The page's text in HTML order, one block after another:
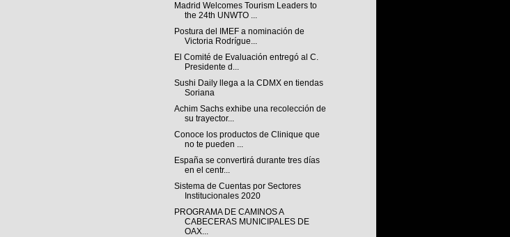
Madrid Welcomes Tourism Leaders to
the 24th UNWTO ...
Postura del IMEF a nominación de
Victoria Rodrígue...
El Comité de Evaluación entregó al C.
Presidente d...
Sushi Daily llega a la CDMX en tiendas
Soriana
Achim Sachs exhibe una recolección de
su trayector...
Conoce los productos de Clinique que
no te pueden ...
España se convertirá durante tres días
en el centr...
Sistema de Cuentas por Sectores
Institucionales 2020
PROGRAMA DE CAMINOS A
CABECERAS MUNICIPALES DE
OAX...